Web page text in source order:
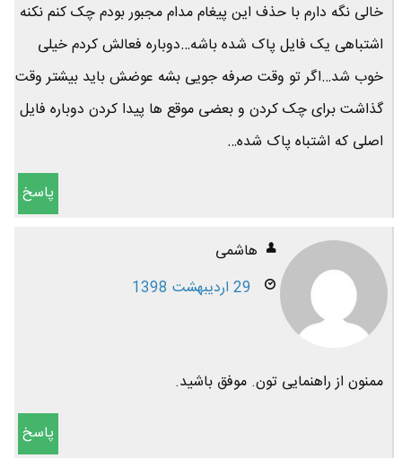
خالی نگه دارم با حذف این پیغام مدام مجبور بودم چک کنم نکنه
اشتباهی یک فایل پاک شده باشه…دوباره فعالش کردم خیلی
خوب شد…اگر تو وقت صرفه جویی بشه عوضش باید بیشتر وقت
گذاشت برای چک کردن و بعضی موقع ها پیدا کردن دوباره فایل
اصلی که اشتباه پاک شده…
پاسخ
هاشمی
29 اردیبهشت 1398
ممنون از راهنمایی تون. موفق باشید.
پاسخ